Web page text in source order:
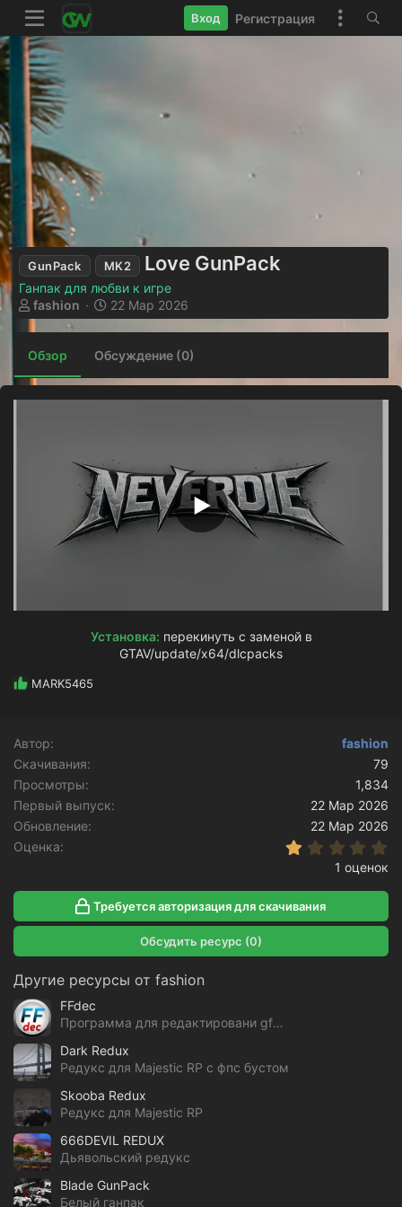
Вход Регистрация
GunPack MK2 Love GunPack
Ганпак для любви к игре
А
в
о
р
fashion
Д
а
а
о
н
и
я
22 Мар 2026
Обзор Обсуждение (0)
Установка: перекинуть с заменой в
GTAV/update/x64/dlcpacks​
Р
ц
и
и
MARK5465
Автор
fashion
Скачивания
79
Просмотры
1,834
Первый выпуск
22 Мар 2026
Обновление
22 Мар 2026
Оценка
1 оценок
Требуется авторизация для скачивания
Обсудить ресурс (0)
Другие ресурсы от fashion
FFdec
Программа для редактировани gfx файлов GTA V
Dark Redux
Редукс для Majestic RP с фпс бустом
Skooba Redux
Редукс для Majestic RP
666DEVIL REDUX
Дьявольский редукс
Blade GunPack
Белый ганпак